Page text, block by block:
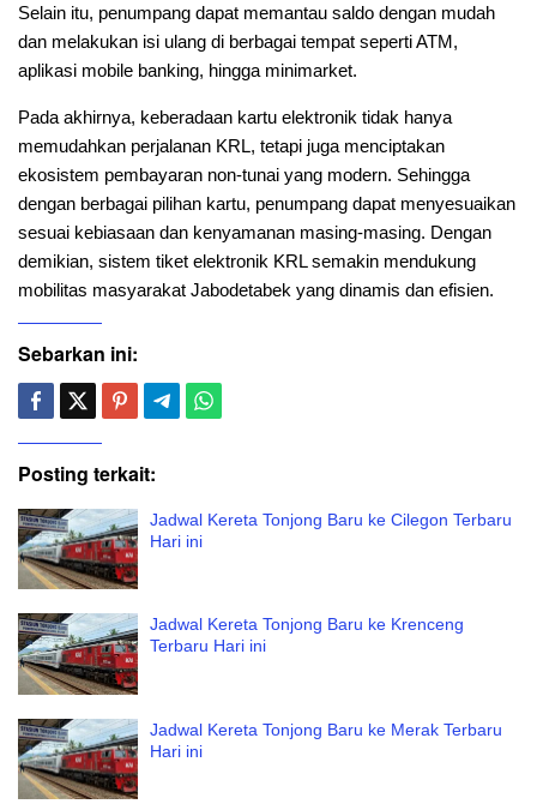
Selain itu, penumpang dapat memantau saldo dengan mudah
dan melakukan isi ulang di berbagai tempat seperti ATM,
aplikasi mobile banking, hingga minimarket.
Pada akhirnya, keberadaan kartu elektronik tidak hanya
memudahkan perjalanan KRL, tetapi juga menciptakan
ekosistem pembayaran non-tunai yang modern. Sehingga
dengan berbagai pilihan kartu, penumpang dapat menyesuaikan
sesuai kebiasaan dan kenyamanan masing-masing. Dengan
demikian, sistem tiket elektronik KRL semakin mendukung
mobilitas masyarakat Jabodetabek yang dinamis dan efisien.
Sebarkan ini:
Posting terkait:
Jadwal Kereta Tonjong Baru ke Cilegon Terbaru
Hari ini
Jadwal Kereta Tonjong Baru ke Krenceng
Terbaru Hari ini
Jadwal Kereta Tonjong Baru ke Merak Terbaru
Hari ini